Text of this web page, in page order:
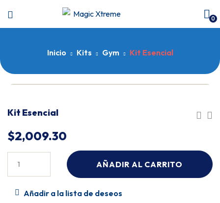
0
Inicio Kits Gym Kit Esencial
Kit Esencial
$2,009.30
AÑADIR AL CARRITO
Añadir a la lista de deseos